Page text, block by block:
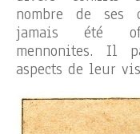
nombre de ses
jamais été
mennonites. Il
aspects de leur